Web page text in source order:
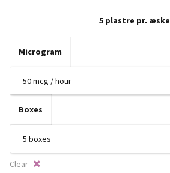
5 plastre pr. æske
Microgram
Boxes
Clear